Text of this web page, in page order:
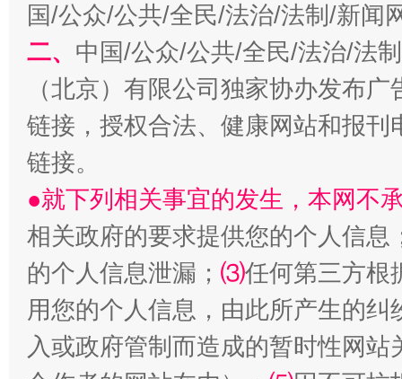
一批国家标准开始实施 从
国/公众/公共/全民/法治/法制/新闻
二、 中国/公众/公共/全民/法治/法
（北京）有限公司独家协办发布
链接，授权合法、健康网站和报
链接。
●就下列相关事宜的发生，本网不
相关政府的要求提供您的个人信息
的个人信息泄漏； ⑶任何第三方根
用您的个人信息，由此所产生的纠
入或政府管制而造成的暂时性网